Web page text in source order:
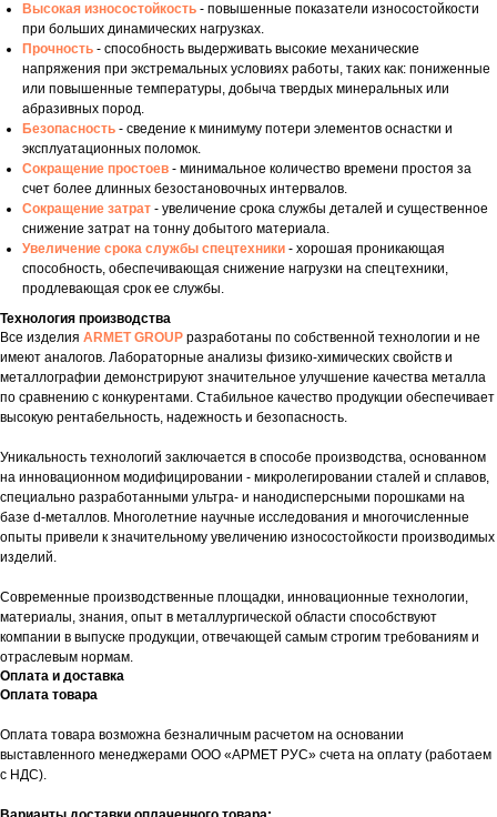
Высокая износостойкость - повышенные показатели износостойкости
при больших динамических нагрузках.
Прочность - способность выдерживать высокие механические
напряжения при экстремальных условиях работы, таких как: пониженные
или повышенные температуры, добыча твердых минеральных или
абразивных пород.
Безопасность - сведение к минимуму потери элементов оснастки и
эксплуатационных поломок.
Сокращение простоев - минимальное количество времени простоя за
счет более длинных безостановочных интервалов.
Сокращение затрат - увеличение срока службы деталей и существенное
снижение затрат на тонну добытого материала.
Увеличение срока службы спецтехники - хорошая проникающая
способность, обеспечивающая снижение нагрузки на спецтехники,
продлевающая срок ее службы.
Технология производства
Все изделия ARMET GROUP разработаны по собственной технологии и не
имеют аналогов. Лабораторные анализы физико-химических свойств и
металлографии демонстрируют значительное улучшение качества металла
по сравнению с конкурентами. Стабильное качество продукции обеспечивает
высокую рентабельность, надежность и безопасность.
Уникальность технологий заключается в способе производства, основанном
на инновационном модифицировании - микролегировании сталей и сплавов,
специально разработанными ультра- и нанодисперсными порошками на
базе d-металлов. Многолетние научные исследования и многочисленные
опыты привели к значительному увеличению износостойкости производимых
изделий.
Современные производственные площадки, инновационные технологии,
материалы, знания, опыт в металлургической области способствуют
компании в выпуске продукции, отвечающей самым строгим требованиям и
отраслевым нормам.
Оплата и доставка
Оплата товара
Оплата товара возможна безналичным расчетом на основании
выставленного менеджерами ООО «АРМЕТ РУС» счета на оплату (работаем
с НДС).